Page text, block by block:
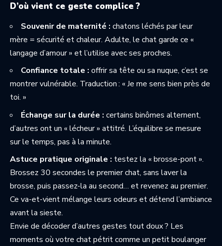
D’où vient ce geste complice ?
Souvenir de maternité : chatons léchés par leur
mère = sécurité et chaleur. Adulte, le chat garde ce «
langage d’amour » et l’utilise avec ses proches.
Confiance totale : offrir sa tête ou sa nuque, c’est se
montrer vulnérable. Traduction : « Je me sens bien près de
toi. »
Échange sur la durée : certains binômes alternent,
d’autres ont un « lécheur » attitré. L’équilibre se mesure
sur le temps, pas à la minute.
Astuce pratique originale : testez la « brosse-pont ».
Brossez 30 secondes le premier chat, sans laver la
brosse, puis passez-la au second… et revenez au premier.
Ce va-et-vient mélange leurs odeurs et détend l’ambiance
avant la sieste.
Envie de décoder d’autres gestes tout doux ? Les
moments où votre chatpétrit comme un petit boulanger